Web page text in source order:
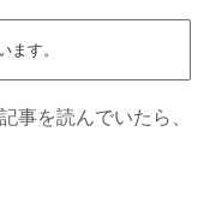
ます。
事を読んでいたら、